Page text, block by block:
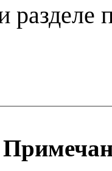
разделе